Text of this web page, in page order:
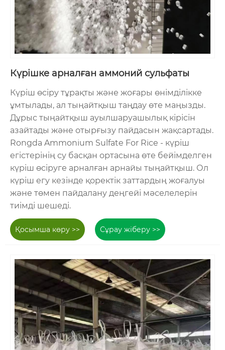
Күрішке арналған аммоний сульфаты
Күріш өсіру тұрақты және жоғары өнімділікке
ұмтылады, ал тыңайтқыш таңдау өте маңызды.
Дұрыс тыңайтқыш ауылшаруашылық кірісін
азайтады және отырғызу пайдасын жақсартады.
Rongda Ammonium Sulfate For Rice - күріш
егістерінің су басқан ортасына өте бейімделген
күріш өсіруге арналған арнайы тыңайтқыш. Ол
күріш егу кезінде қоректік заттардың жоғалуы
және төмен пайдалану деңгейі мәселелерін
тиімді шешеді.
Қосымша көру >> Сұрау жіберу >>